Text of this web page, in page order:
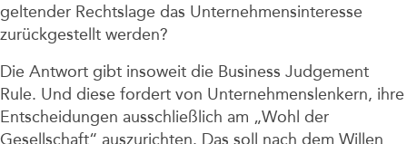
geltender Rechtslage das Unternehmensinteresse
zurückgestellt werden?
Die Antwort gibt insoweit die Business Judgement
Rule. Und diese fordert von Unternehmenslenkern, ihre
Entscheidungen ausschließlich am „Wohl der
Gesellschaft“ auszurichten. Das soll nach dem Willen